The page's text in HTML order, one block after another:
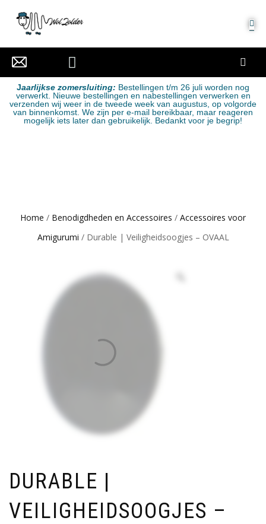
Jaarlijkse zomersluiting: Bestellingen t/m 26 juli worden nog
verwerkt. Nieuwe bestellingen en nabestellingen verwerken en
verzenden wij weer in de tweede week van augustus, op volgorde
van binnenkomst. We zijn per e-mail bereikbaar, maar reageren
mogelijk iets later dan gebruikelijk. Bedankt voor je begrip!
Home / Benodigdheden en Accessoires / Accessoires voor
Amigurumi / Durable | Veiligheidsoogjes – OVAAL
DURABLE |
VEILIGHEIDSOOGJES –